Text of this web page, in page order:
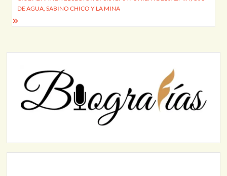
DE AGUA, SABINO CHICO Y LA MINA